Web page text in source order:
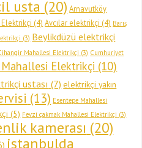
usta (20) Arnavutköy
(4) Avcılar elektrikçi (4) Barış
(3) Beylikdüzü elektrikçi
Mahallesi Elektrikçi (3) Cumhuriyet
Elektrikçi (10)
ustası (7) elektrikçi yakın
(13) Esentepe Mahallesi
(5) Fevzi çakmak Mahallesi Elektrikçi (3)
kamerası (20)
istanbulda